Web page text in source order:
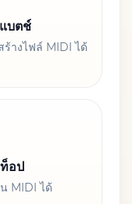
บตช์
างไฟล์ MIDI ได้
อป
MIDI ได้